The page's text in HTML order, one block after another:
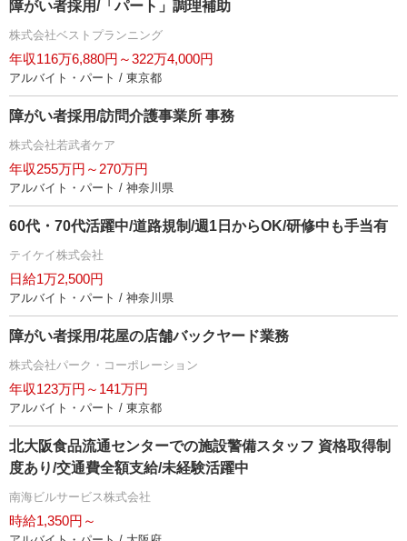
障がい者採用/「パート」調理補助
株式会社ベストプランニング
年収116万6,880円～322万4,000円
アルバイト・パート / 東京都
障がい者採用/訪問介護事業所 事務
株式会社若武者ケア
年収255万円～270万円
アルバイト・パート / 神奈川県
60代・70代活躍中/道路規制/週1日からOK/研修中も手当有
テイケイ株式会社
日給1万2,500円
アルバイト・パート / 神奈川県
障がい者採用/花屋の店舗バックヤード業務
株式会社パーク・コーポレーション
年収123万円～141万円
アルバイト・パート / 東京都
北大阪食品流通センターでの施設警備スタッフ 資格取得制
度あり/交通費全額支給/未経験活躍中
南海ビルサービス株式会社
時給1,350円～